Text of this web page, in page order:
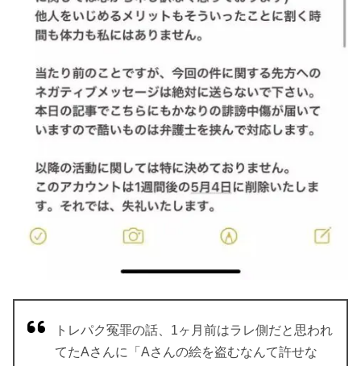
トレパク冤罪の話、1ヶ月前はラレ側だと思われ
てたAさんに「Aさんの絵を盗むなんて許せな